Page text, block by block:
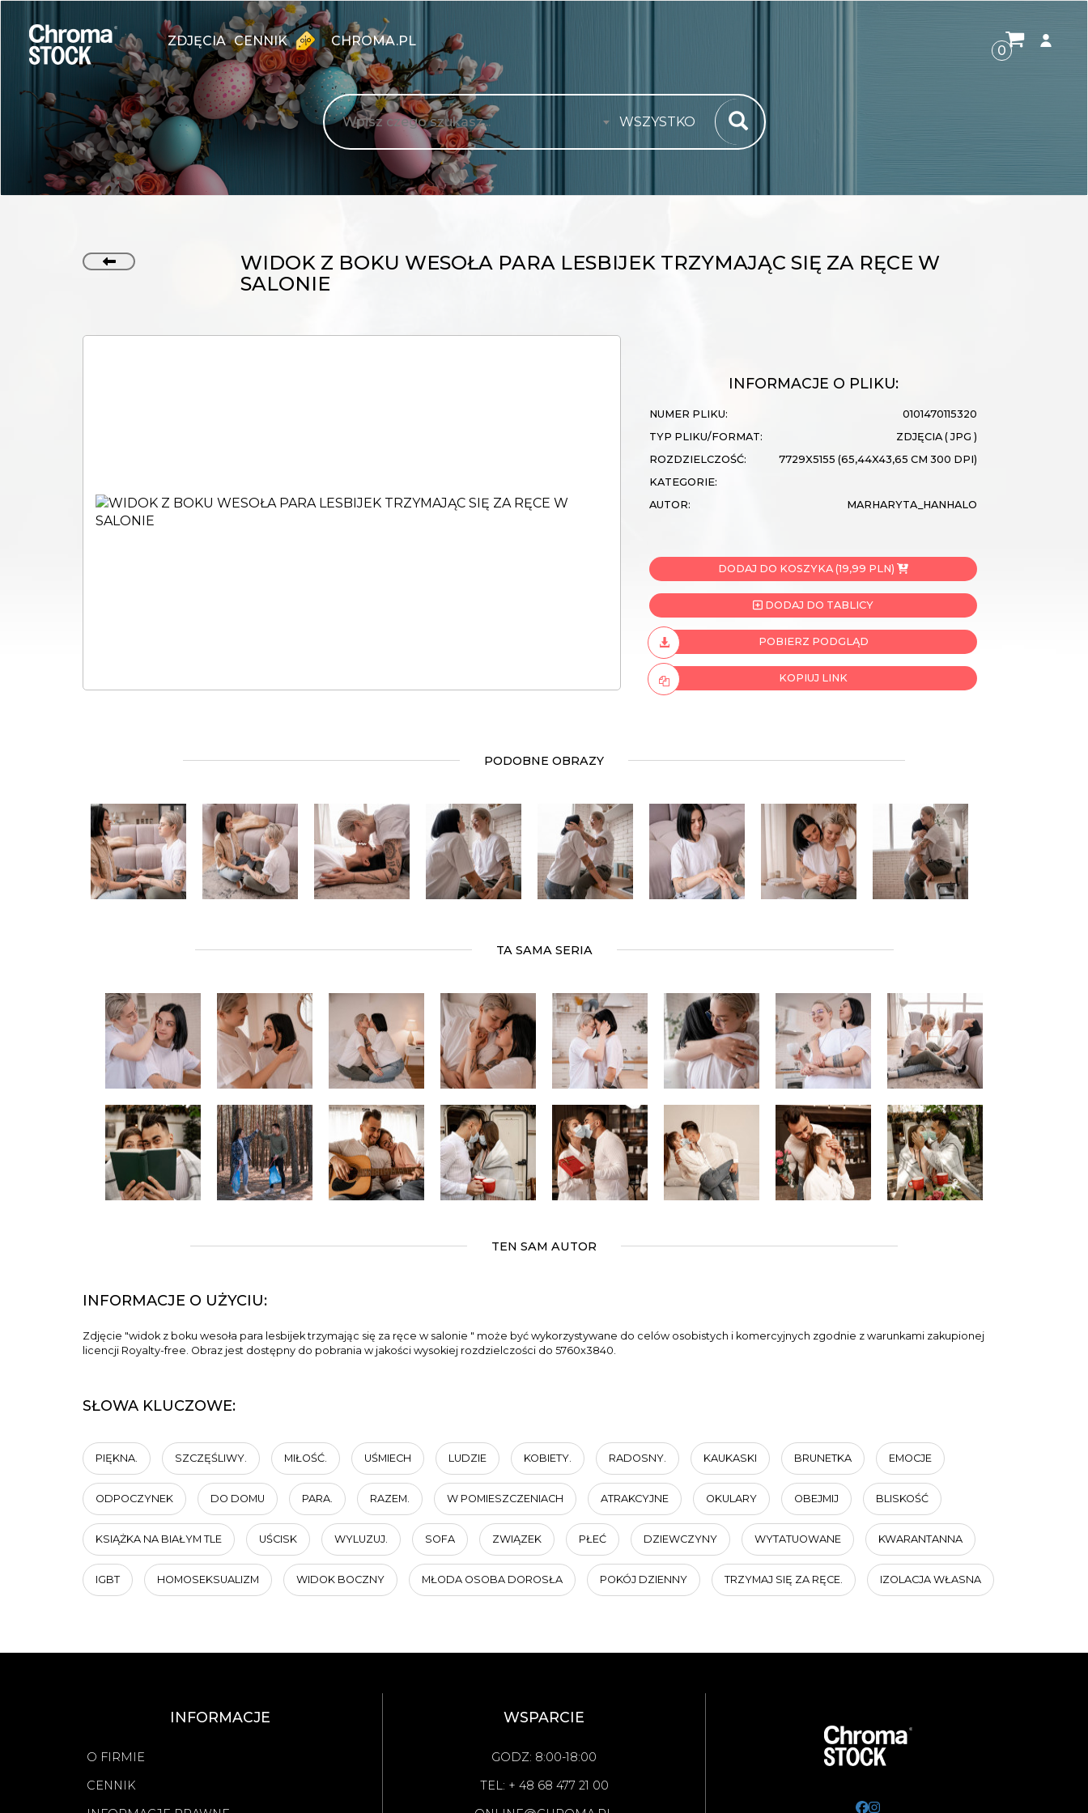
ZDJĘCIA CENNIK CHROMA.PL
0
WSZYSTKO
WIDOK Z BOKU WESOŁA PARA LESBIJEK TRZYMAJĄC SIĘ ZA RĘCE W
SALONIE
INFORMACJE O PLIKU:
NUMER PLIKU:
0101470115320
TYP PLIKU/FORMAT:
ZDJĘCIA ( JPG )
ROZDZIELCZOŚĆ:
7729X5155 (65,44X43,65 CM 300 DPI)
KATEGORIE:
AUTOR:
MARHARYTA_HANHALO
DODAJ DO KOSZYKA (19,99 PLN)
DODAJ DO TABLICY
POBIERZ PODGLĄD
KOPIUJ LINK
PODOBNE OBRAZY
TA SAMA SERIA
TEN SAM AUTOR
INFORMACJE O UŻYCIU:
Zdjęcie "widok z boku wesoła para lesbijek trzymając się za ręce w salonie " może być wykorzystywane do celów osobistych i komercyjnych zgodnie z warunkami zakupionej
licencji Royalty-free. Obraz jest dostępny do pobrania w jakości wysokiej rozdzielczości do 5760x3840.
SŁOWA KLUCZOWE:
PIĘKNA. SZCZĘŚLIWY. MIŁOŚĆ. UŚMIECH LUDZIE KOBIETY. RADOSNY. KAUKASKI BRUNETKA EMOCJE
ODPOCZYNEK DO DOMU PARA. RAZEM. W POMIESZCZENIACH ATRAKCYJNE OKULARY OBEJMIJ BLISKOŚĆ
KSIĄŻKA NA BIAŁYM TLE UŚCISK WYLUZUJ. SOFA ZWIĄZEK PŁEĆ DZIEWCZYNY WYTATUOWANE KWARANTANNA
IGBT HOMOSEKSUALIZM WIDOK BOCZNY MŁODA OSOBA DOROSŁA POKÓJ DZIENNY TRZYMAJ SIĘ ZA RĘCE. IZOLACJA WŁASNA
INFORMACJE
O FIRMIE
CENNIK
WSPARCIE
GODZ: 8:00-18:00
TEL: + 48 68 477 21 00